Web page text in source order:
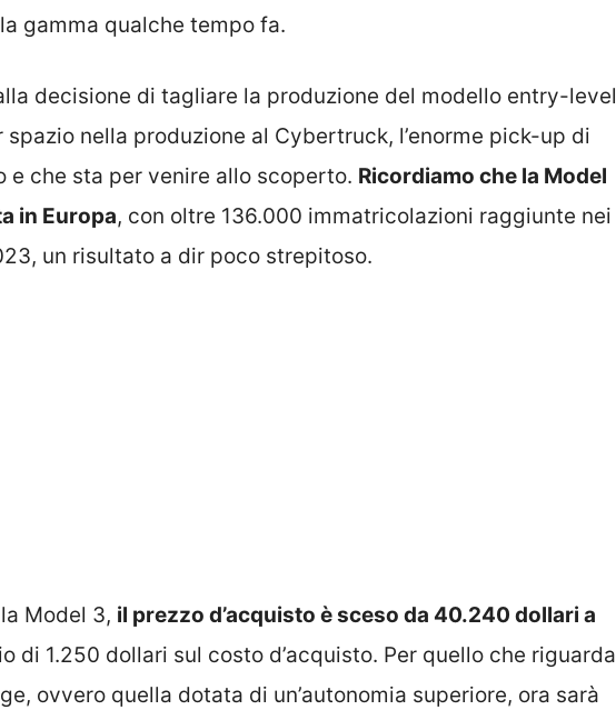
gamma qualche tempo fa.
decisione di tagliare la produzione del modello entry-level
nella produzione al Cybertruck, l’enorme pick-up di
e che sta per venire allo scoperto. Ricordiamo che la Model
in Europa, con oltre 136.000 immatricolazioni raggiunte nei
un risultato a dir poco strepitoso.
Model 3, il prezzo d’acquisto è sceso da 40.240 dollari a
di 1.250 dollari sul costo d’acquisto. Per quello che riguarda
ovvero quella dotata di un’autonomia superiore, ora sarà